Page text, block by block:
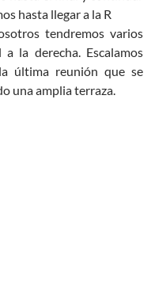
hasta llegar a la R
tendremos varios
la derecha. Escalamos
última reunión que se
una amplia terraza.